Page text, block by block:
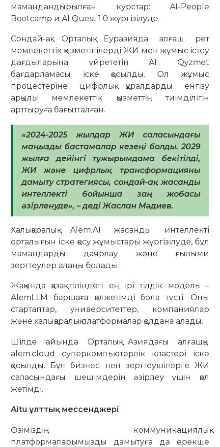
мамандандырылған курстар: AI-People
Bootcamp и AI Quest 1.0 жүргізілуде.
Сондай-ақ Орталық Еуразияда алғаш рет
мемлекеттік қызметшілерді ЖИ-мен жұмыс істеу
дағдыларына үйрететін AI Qyzmet
бағдарламасы іске қосылды. Ол жұмыс
процестеріне цифрлық құралдарды енгізу
арқылы мемлекеттік қызметтің тиімділігін
арттыруға бағытталған.
«2024-2025 жылдар ЖИ саласындағы
маңызды бастамалар кезеңі болды. 2029
жылға дейінгі тұжырымдама бекітілді,
ЖИ және цифрлық трансформацияны
дамыту стратегиясы, сондай-ақ жасанды
интеллекті бойынша заң жобасы
әзірленуде», – деді Жаслан Мәдиев.
Халықаралық Alem.AI жасанды интеллекті
орталығын іске қосу жұмыстары жүргізілуде, бұл
мамандарды даярлау және ғылыми
зерттеулер алаңы болады.
Жақында қазақ тіліндегі ең ірі тілдік модель –
AlemLLM баршаға қолжетімді бола түсті. Оны
стартаптар, университеттер, компаниялар
және халықаралық платформалар қолдана алады.
Шілде айында Орталық Азиядағы алғашқы
alem.cloud суперкомпьютерлік кластері іске
қосылды. Бұл бизнес пен зерттеушілерге ЖИ
саласындағы шешімдерін әзірлеу үшін қол
жетімді.
Aitu ұлттық мессенджері
Өзіміздің коммуникациялық
платформаларымызды дамытуға да ерекше